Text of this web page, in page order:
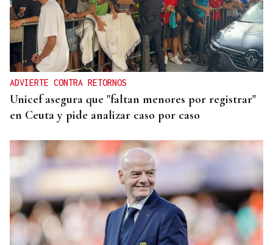
ADVIERTE CONTRA RETORNOS
Unicef asegura que "faltan menores por registrar"
en Ceuta y pide analizar caso por caso